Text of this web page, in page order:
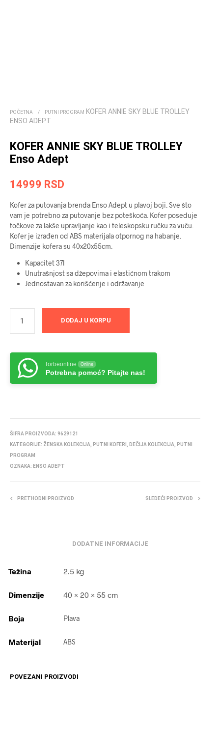
POČETNA / PUTNI PROGRAM
KOFER ANNIE SKY BLUE TROLLEY
ENSO ADEPT
KOFER ANNIE SKY BLUE TROLLEY
Enso Adept
14999 RSD
Kofer za putovanja brenda Enso Adept u plavoj boji. Sve što
vam je potrebno za putovanje bez poteškoća. Kofer poseduje
točkove za lakše upravljanje kao i teleskopsku ručku za vuču.
Kofer je izrađen od ABS materijala otpornog na habanje.
Dimenzije kofera su 40x20x55cm.
Kapacitet 37l
Unutrašnjost sa džepovima i elastićnom trakom
Jednostavan za korišćenje i održavanje
DODAJ U KORPU
Torbeonline Online
Potrebna pomoć? Pitajte nas!
ŠIFRA PROIZVODA: 9629121
KATEGORIJE: ŽENSKA KOLEKCIJA PUTNI KOFERI DEČIJA KOLEKCIJA
PUTNI
PROGRAM
OZNAKA: ENSO ADEPT
PRETHODNI PROIZVOD SLEDEĆI PROIZVOD
DODATNE INFORMACIJE
Težina 2.5 kg
Dimenzije 40 × 20 × 55 cm
Boja Plava
Materijal ABS
POVEZANI PROIZVODI